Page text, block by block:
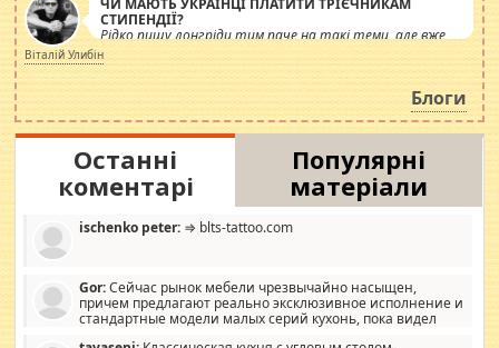
ЧИ МАЮТЬ УКРАЇНЦІ ПЛАТИТИ ТРІЄЧНИКАМ
СТИПЕНДІЇ?
Рідко пишу лонгріди тим паче на такі теми, але вже
просто дістало! Обурюють сьогоднішні інсенуації
навколо стипендіального питання. Штучно
роздувається ще одна соціальна катастрофа.
Віталій Улибін
Блоги
Останні
коментарі
Популярні
матеріали
ischenko peter: ⇒ blts-tattoo.com
Gor:Сейчас рынок мебели чрезвычайно насыщен,
причем предлагают реально эксклюзивное исполнение и
стандартные модели малых серий кухонь, пока видел